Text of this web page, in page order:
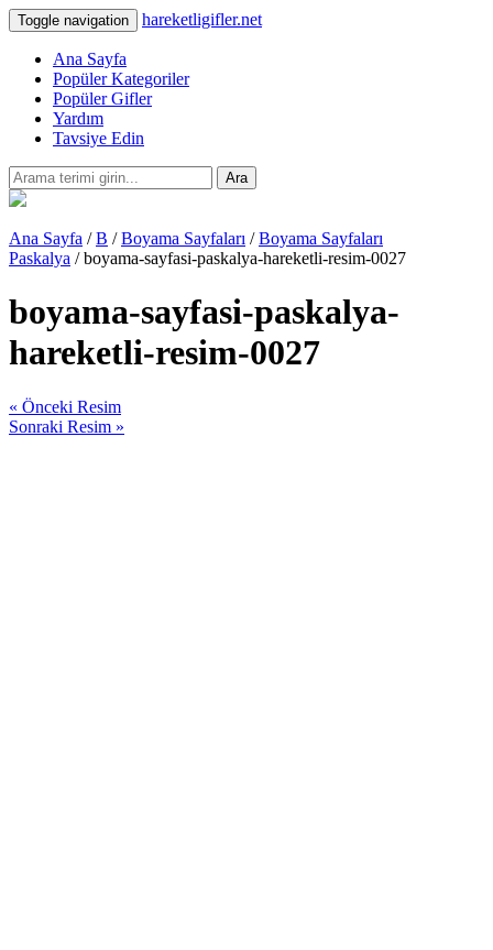
Toggle navigation hareketligifler.net
Ana Sayfa
Popüler Kategoriler
Popüler Gifler
Yardım
Tavsiye Edin
Ara
Ana Sayfa /B /Boyama Sayfaları /Boyama Sayfaları
Paskalya / boyama-sayfasi-paskalya-hareketli-resim-0027
boyama-sayfasi-paskalya-
hareketli-resim-0027
« Önceki Resim
Sonraki Resim »